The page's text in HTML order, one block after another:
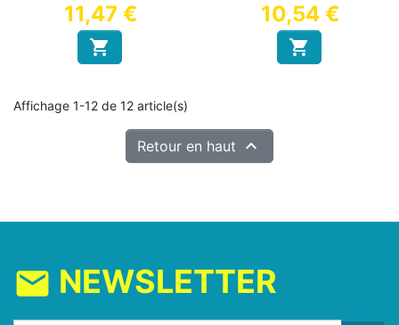
11,47 €

10,54 €

Affichage 1-12 de 12 article(s)
Retour en haut 
mail NEWSLETTER